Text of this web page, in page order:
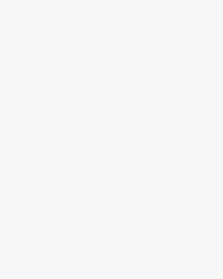
cảm ứng từ và
sau đó được giữ lại.